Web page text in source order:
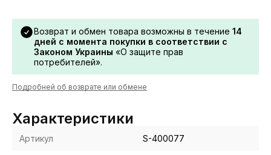
Возврат и обмен товара возможны в течение 14
дней с момента покупки в соответствии с
Законом Украины «О защите прав
потребителей».
Подробней об возврате или обмене
Характеристики
Артикул S-400077